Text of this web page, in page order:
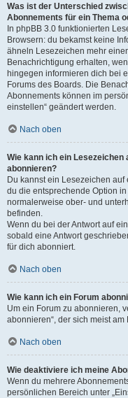
Was ist der Unterschied
Abonnements für ein Thema
In phpBB 3.0 funktionierten
Browsern: du bekamst keine
ähneln Lesezeichen mehr
Benachrichtigung erhalten,
hingegen informieren dich bei
Forums des Boards. Die
Abonnements können im
einstellen“ geändert werden.
Nach oben
Wie kann ich ein Lesezeichen
abonnieren?
Du kannst ein Lesezeichen
du die entsprechende Option
normalerweise ober- und
befinden.
Wenn du bei der Antwort auf
sobald eine Antwort
für dich abonniert.
Nach oben
Wie kann ich ein Forum
Um ein Forum zu abonnieren,
abonnieren“, der sich meist am
Nach oben
Wie deaktiviere ich meine
Wenn du mehrere
persönlichen Bereich unter